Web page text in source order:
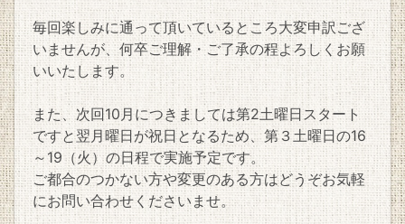
毎回楽しみに通って頂いているところ大変申訳ござ
いませんが、何卒ご理解・ご了承の程よろしくお願
いいたします。
また、次回10月につきましては第2土曜日スタート
ですと翌月曜日が祝日となるため、第３土曜日の16
～19（火）の日程で実施予定です。
ご都合のつかない方や変更のある方はどうぞお気軽
にお問い合わせくださいませ。